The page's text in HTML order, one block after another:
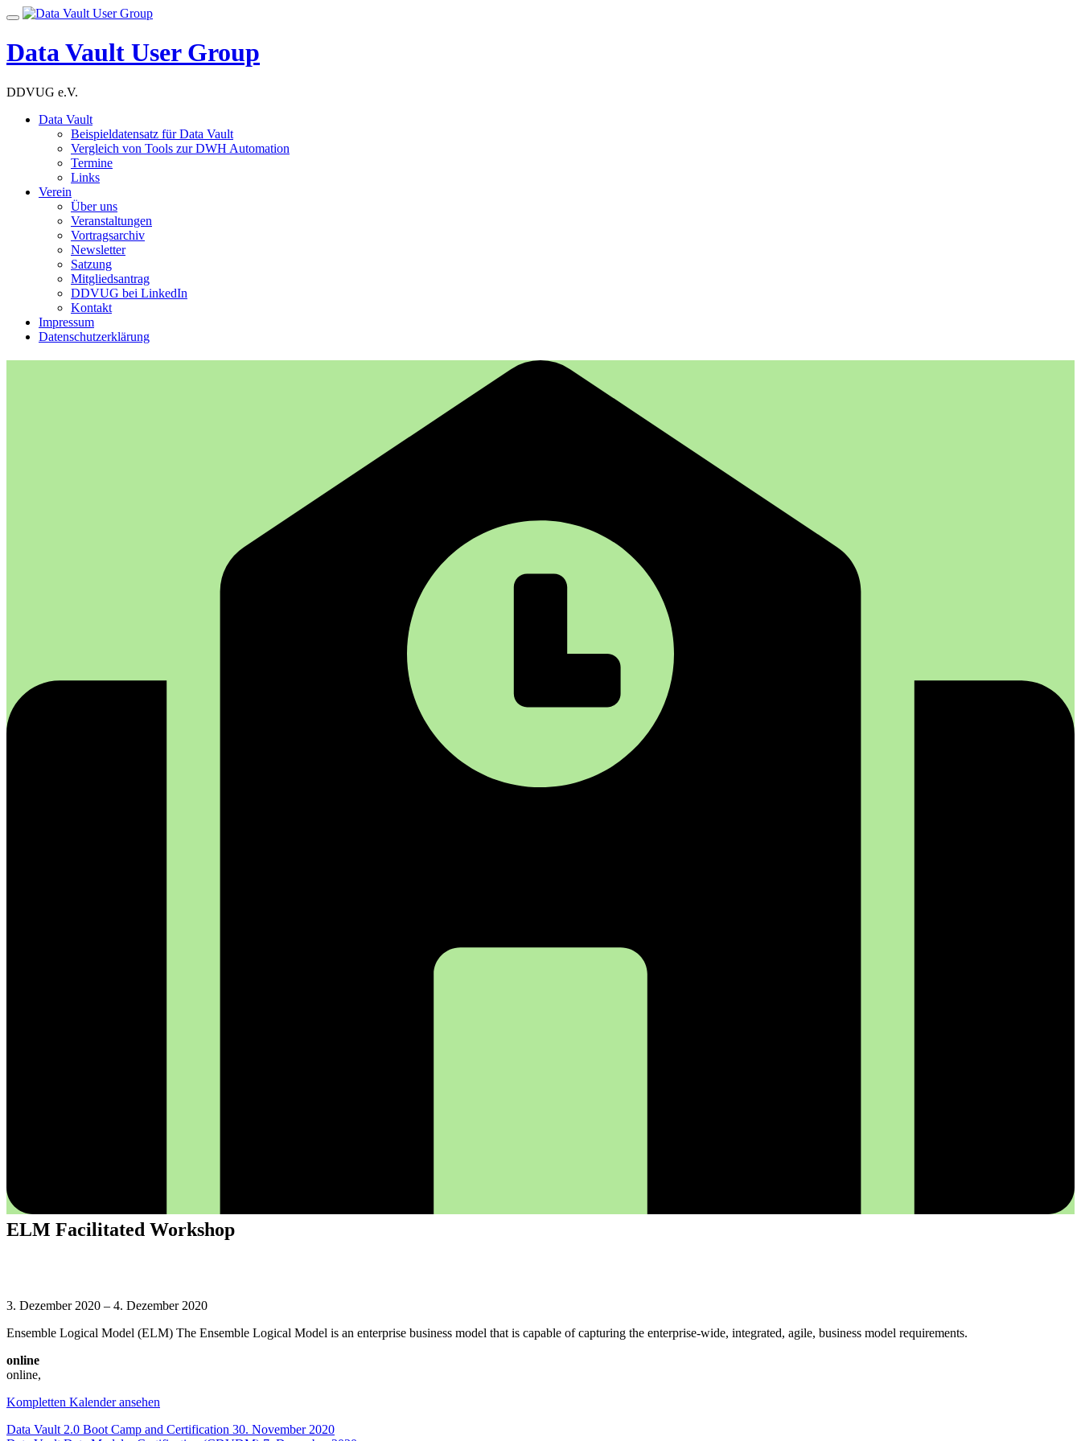
Skip
content
Toggle
Data Vault User Group
DDVUG e.V.
Data Vault
Beispieldatensatz für Data Vault
Vergleich von Tools zur DWH Automation
Termine
Links
Verein
Über uns
Veranstaltungen
Vortragsarchiv
Newsletter
Satzung
Mitgliedsantrag
DDVUG bei LinkedIn
Kontakt
Impressum
Datenschutzerklärung
ELM Facilitated Workshop
Facilitated
3. Dezember 2020 – 4. Dezember 2020
Ensemble Logical Model (ELM) The Ensemble Logical Model is an enterprise business model that is capable of capturing the enterprise-wide, integrated, agile, business model requirements.
online
online,
Kompletten Kalender ansehen
Beitragsnavigation
Data Vault 2.0 Boot Camp and Certification 30. November 2020